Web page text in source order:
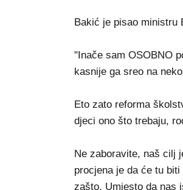
Bakić je pisao ministru
"Inače sam OSOBNO
kasnije ga sreo na
Eto zato reforma
djeci ono što trebaju,
Ne zaboravite, naš cilj
procjena je da će tu
zašto. Umjesto da nas